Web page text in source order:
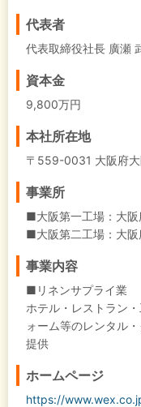
代表者
代表取締役社長 廣瀬
資本金
9,800万円
本社所在地
〒559-0031 大阪府
事業所
■大阪第一工場：大
■大阪第二工場：大
事業内容
■リネンサプライ業
ホテル・レストラン
ォーム等のレンタル
提供
ホームページ
https://